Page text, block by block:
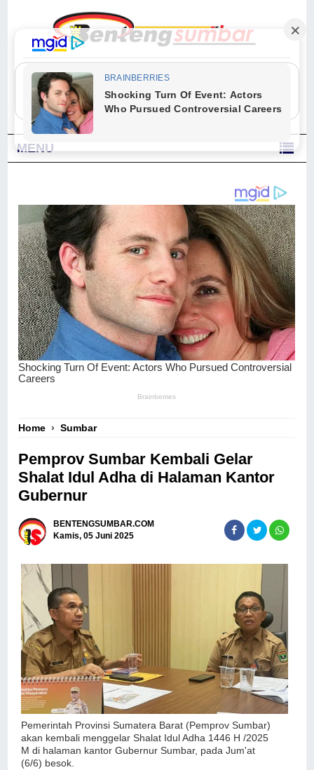
"Sesungguhnya Allah dan para malaikat-Nya berselawat untuk Nabi.
Wahai orang-orang yang beriman, berselawatlah kamu untuk Nabi dan
ucapkanlah salam dengan penuh penghormatan kepadanya." (Qs. Al
Ahzab Ayat 56)
MENU
Home ›Sumbar
Pemprov Sumbar Kembali Gelar
Shalat Idul Adha di Halaman Kantor
Gubernur
BENTENGSUMBAR.COM
Kamis, 05 Juni 2025
Pemerintah Provinsi Sumatera Barat (Pemprov Sumbar)
akan kembali menggelar Shalat Idul Adha 1446 H /2025
M di halaman kantor Gubernur Sumbar, pada Jum'at
(6/6) besok.